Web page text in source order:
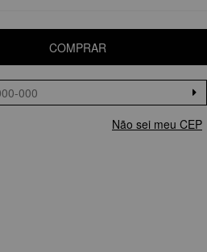
COMPRAR
Não sei meu CEP